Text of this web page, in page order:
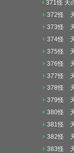
371怪
372怪
373怪
374怪
375怪
376怪
377怪
378怪
379怪
380怪
381怪
382怪
383怪